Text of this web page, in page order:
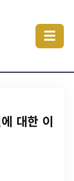
☰
대한 이